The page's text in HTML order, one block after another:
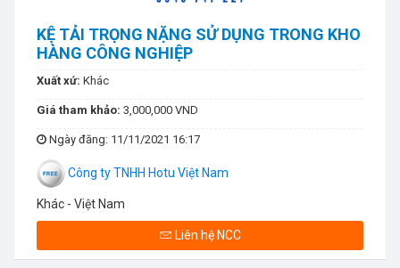
KỆ TẢI TRỌNG NẶNG SỬ DỤNG TRONG KHO
HÀNG CÔNG NGHIỆP
Xuất xứ: Khác
Giá tham khảo: 3,000,000 VND
Ngày đăng: 11/11/2021 16:17
Công ty TNHH Hotu Việt Nam
Khác - Việt Nam
Liên hệ NCC